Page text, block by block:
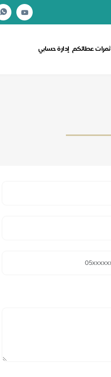
ثمرات عطائكم إدارة حسابي